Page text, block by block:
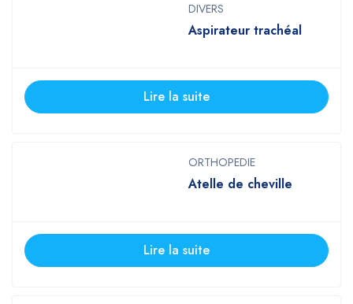
DIVERS
Aspirateur trachéal
Lire la suite
ORTHOPEDIE
Atelle de cheville
Lire la suite